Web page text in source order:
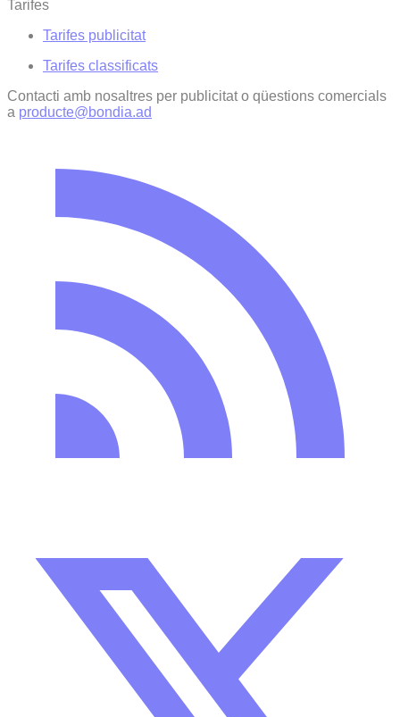
Tarifes
Tarifes publicitat
Tarifes classificats
Contacti amb nosaltres per publicitat o qüestions comercials
a producte@bondia.ad